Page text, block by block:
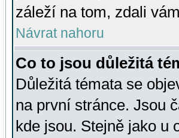
záleží na tom, zdali
Návrat nahoru
Co to jsou důležitá
Důležitá témata se
na první stránce. Jsou
kde jsou. Stejně jako u